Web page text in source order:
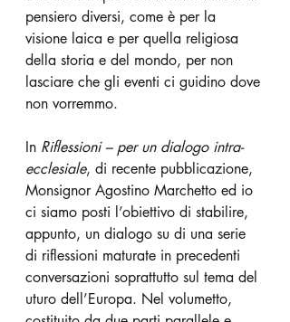
pensiero diversi, come è per la
visione laica e per quella religiosa
della storia e del mondo, per non
lasciare che gli eventi ci guidino dove
non vorremmo.
In Riflessioni – per un dialogo intra-
ecclesiale, di recente pubblicazione,
Monsignor Agostino Marchetto ed io
ci siamo posti l’obiettivo di stabilire,
appunto, un dialogo su di una serie
di riflessioni maturate in precedenti
conversazioni soprattutto sul tema del
uturo dell’Europa. Nel volumetto,